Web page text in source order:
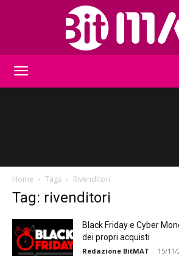
Home Tags Rivenditori
Tag: rivenditori
Black Friday e Cyber
dei propri acquisti
Redazione BitMAT - 15/11/